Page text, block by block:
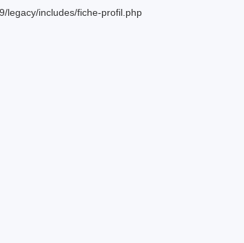
legacy/includes/fiche-profil.php